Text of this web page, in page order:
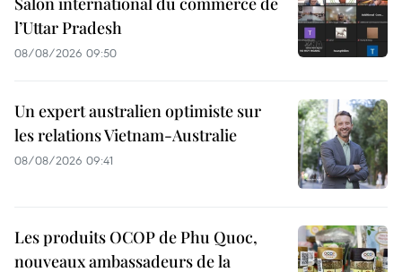
l’Uttar Pradesh
08/08/2026 09:50
Un expert australien optimiste sur
les relations Vietnam-Australie
08/08/2026 09:41
Les produits OCOP de Phu Quoc,
nouveaux ambassadeurs de la